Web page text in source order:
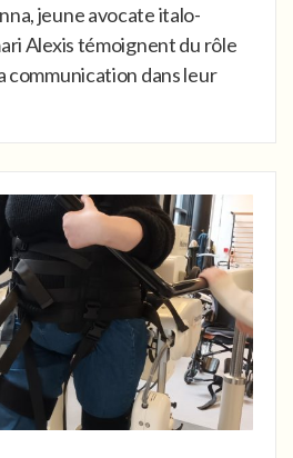
jeune avocate italo-
Alexis témoignent du rôle
communication dans leur